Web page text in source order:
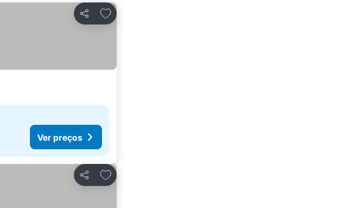
Partilhar
Adicionar aos favoritos
Ver preços
Partilhar
Adicionar aos favoritos